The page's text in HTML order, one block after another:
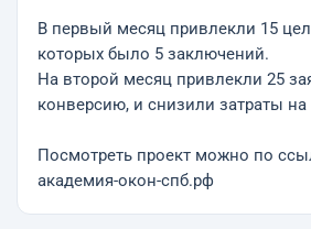
В первый месяц привлекли 15
которых было 5 заключений.
На второй месяц привлекли 25
конверсию, и снизили затраты на
Посмотреть проект можно по
академия-окон-спб.рф